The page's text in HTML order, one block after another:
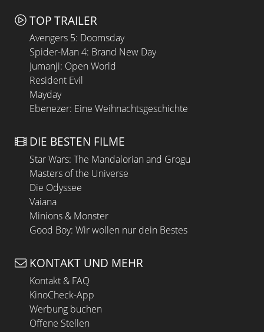
TOP TRAILER
Avengers 5: Doomsday
Spider-Man 4: Brand New Day
Jumanji: Open World
Resident Evil
Mayday
Ebenezer: Eine Weihnachtsgeschichte
DIE BESTEN FILME
Star Wars: The Mandalorian and Grogu
Masters of the Universe
Die Odyssee
Vaiana
Minions & Monster
Good Boy: Wir wollen nur dein Bestes
KONTAKT UND MEHR
Kontakt & FAQ
KinoCheck-App
Werbung buchen
Offene Stellen